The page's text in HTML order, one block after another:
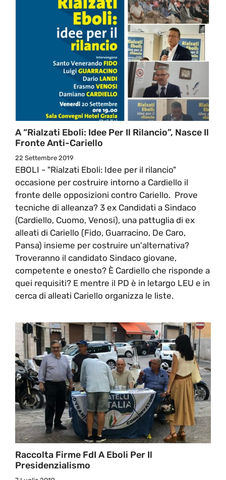
A “Rialzati Eboli: Idee Per Il Rilancio”, Nasce Il
Fronte Anti-Cariello
22 Settembre 2019
EBOLI - "Rialzati Eboli: Idee per il rilancio"
occasione per costruire intorno a Cardiello il
fronte delle opposizioni contro Cariello. Prove
tecniche di alleanza? 3 ex Candidati a Sindaco
(Cardiello, Cuomo, Venosi), una pattuglia di ex
alleati di Cariello (Fido, Guarracino, De Caro,
Pansa) insieme per costruire un'alternativa?
Troveranno il candidato Sindaco giovane,
competente e onesto? È Cardiello che risponde a
quei requisiti? E mentre il PD è in letargo LEU e in
cerca di alleati Cariello organizza le liste.
Raccolta Firme FdI A Eboli Per Il
Presidenzialismo